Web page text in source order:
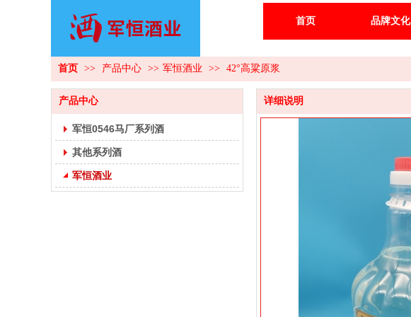
首页 品牌文化
首页 >> 产品中心 >> 军恒酒业 >> 42°高粱原浆
产品中心
军恒0546马厂系列酒
其他系列酒
军恒酒业
详细说明